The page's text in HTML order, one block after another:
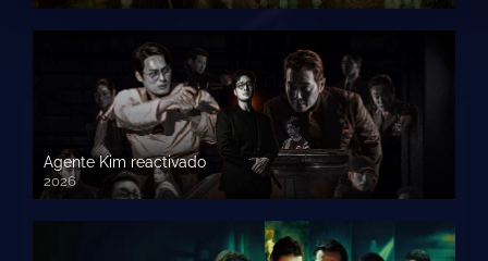
Agente Kim reactivado
2026